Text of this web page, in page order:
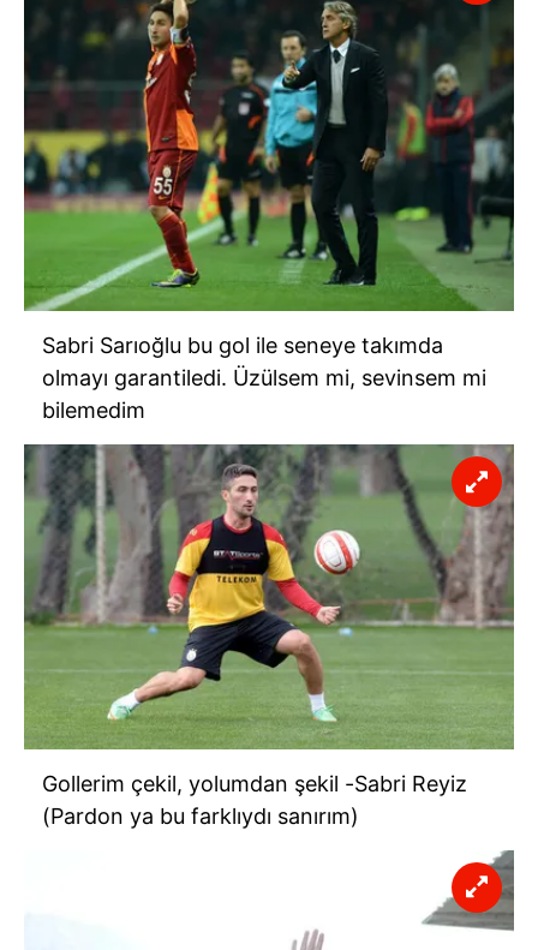
Sabri Sarıoğlu bu gol ile seneye takımda
olmayı garantiledi. Üzülsem mi, sevinsem mi
bilemedim
Gollerim çekil, yolumdan şekil -Sabri Reyiz
(Pardon ya bu farklıydı sanırım)